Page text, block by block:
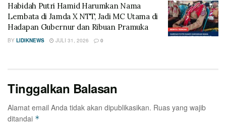
Habidah Putri Hamid Harumkan Nama
Lembata di Jamda X NTT, Jadi MC Utama di
Hadapan Gubernur dan Ribuan Pramuka
BY LIDIKNEWS JULI 31, 2026 0
Tinggalkan Balasan
Alamat email Anda tidak akan dipublikasikan. Ruas yang wajib
ditandai *